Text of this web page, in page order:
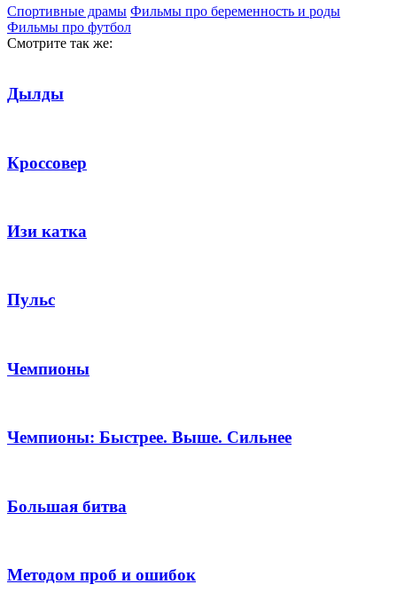
Спортивные драмы Фильмы про беременность и роды
Фильмы про футбол
Смотрите так же:
Дылды
Кроссовер
Изи катка
Пульс
Чемпионы
Чемпионы: Быстрее. Выше. Сильнее
Большая битва
Методом проб и ошибок